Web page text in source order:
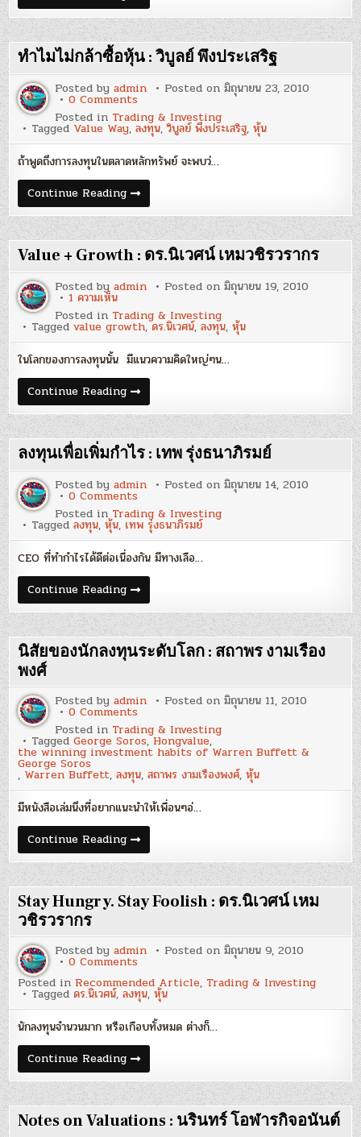
การ
ลงทุน
ของ
พี่
โจ
ลูก
อีสาน
ทำไมไม่กล้าซื้อหุ้น : วิบูลย์ พึงประเสริฐ
Posted byadmin Posted onมิถุนายน 23, 2010
0 Comments
ทำไม
ไม่
กล้า
ซื้อ
หุ้น
:
วิบูลย์
พึง
ประเสริฐ
Posted in Trading & Investing
Tagged Value Way,ลงทุน,วิบูลย์ พึงประเสริฐ,หุ้น
ถ้าพูดถึงการลงทุนในตลาดหลักทรัพย์ จะพบว่…
Continue Readingทำไม
ไม่
กล้า
ซื้อ
หุ้น
:
วิบูลย์
พึง
ประเสริฐ
Value + Growth : ดร.นิเวศน์ เหมวชิรวรากร
Posted byadmin Posted onมิถุนายน 19, 2010
1 ความเห็นบน
Value
+
Growth
:
ดร.นิเวศน์
เหม
วชิร
ว
รากร
Posted in Trading & Investing
Taggedvalue growth,ดร.นิเวศน์,ลงทุน,หุ้น
ในโลกของการลงทุนนั้น มีแนวความคิดใหญ่ๆน…
Continue ReadingValue
+
Growth
:
ดร.นิเวศน์
เหม
วชิร
ว
รากร
ลงทุนเพื่อเพิ่มกำไร : เทพ รุ่งธนาภิรมย์
Posted byadmin Posted onมิถุนายน 14, 2010
0 Comments
ลงทุน
เพื่อ
เพิ่ม
กำไร
:
เทพ
รุ่ง
ธนา
ภิรมย์
Posted in Trading & Investing
Taggedลงทุน,หุ้น, เทพ รุ่งธนาภิรมย์
CEO ที่ทำกำไรได้ดีต่อเนื่องกัน มีทางเลือ…
Continue Readingลงทุน
เพื่อ
เพิ่ม
กำไร
:
เทพ
รุ่ง
นิสัยของนักลงทุนระดับโลก : สถาพร งามเรือง
พงศ์
Posted byadmin Posted onมิถุนายน 11, 2010
0 Comments
นิสัย
ของ
นัก
ลงทุน
ระดับ
โลก
:
สถาพร
งาม
เรือง
พงศ์
Posted in Trading & Investing
TaggedGeorge Soros,Hongvalue,
the winning investment habits of Warren Buffett &
George Soros
, Warren Buffett,ลงทุน,สถาพร งามเรืองพงศ์,หุ้น
มีหนังสือเล่มนึงที่อยากแนะนำให้เพื่อนๆอ่…
Continue Readingนิสัย
ของ
นัก
ลงทุน
ระดับ
โลก
:
เรือง
พงศ์
Stay Hungry. Stay Foolish : ดร.นิเวศน์ เหม
วชิรวรากร
Posted byadmin Posted onมิถุนายน 9, 2010
0 Comments
Hungry.
Stay
Foolish
ดร.นิเวศน์
วชิร
ว
รากร
Posted in Recommended Article, Trading & Investing
Tagged ดร.นิเวศน์,ลงทุน,หุ้น
นักลงทุนจำนวนมาก หรือเกือบทั้งหมด ต่างก็…
Continue ReadingStay
Hungry.
Stay
Foolish
:
ดร.นิเวศน์
เหม
Notes on Valuations : นรินทร์ โอฬารกิจอนันต์